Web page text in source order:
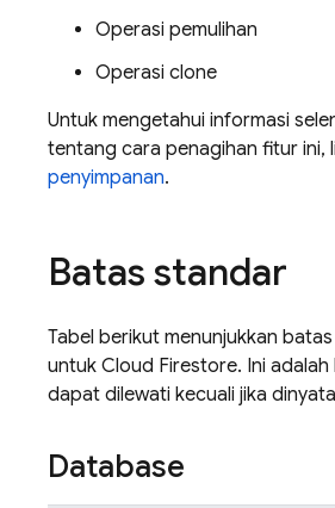
Operasi pemulihan
Operasi clone
Untuk mengetahui informasi
tentang cara penagihan fitur ini,
penyimpanan.
Batas standar
Tabel berikut menunjukkan
untuk Cloud Firestore. Ini
dapat dilewati kecuali jika
Database